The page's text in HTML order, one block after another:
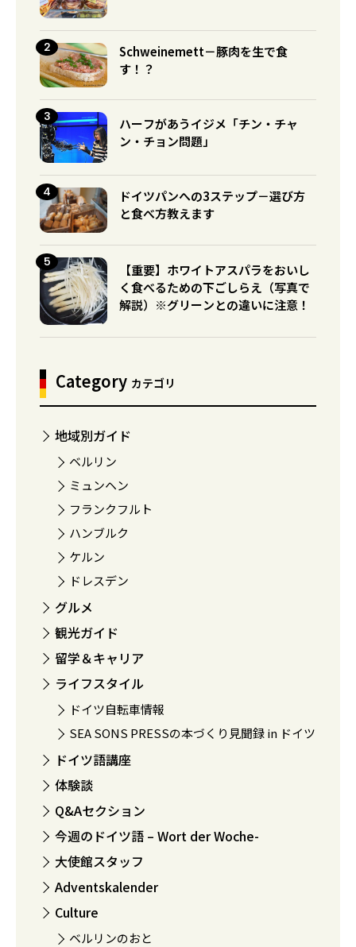
Schweinemett－豚肉を生で食
す！？
ハーフがあうイジメ「チン・チャ
ン・チョン問題」
ドイツパンへの3ステップ－選び方
と食べ方教えます
【重要】ホワイトアスパラをおいし
く食べるための下ごしらえ（写真で
解説）※グリーンとの違いに注意！
Category カテゴリ
地域別ガイド
ベルリン
ミュンヘン
フランクフルト
ハンブルク
ケルン
ドレスデン
グルメ
観光ガイド
留学＆キャリア
ライフスタイル
ドイツ自転車情報
SEA SONS PRESSの本づくり見聞録 in ドイツ
ドイツ語講座
体験談
Q&Aセクション
今週のドイツ語 – Wort der Woche-
大使館スタッフ
Adventskalender
Culture
ベルリンのおと